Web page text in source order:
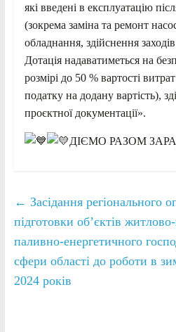
які введені в експлуатацію
(зокрема заміна та ремонт
обладнання, здійснення
Дотація надаватиметься на
розмірі до 50 % вартості
податку на додану вартість),
проєктної документації».
ДІЄМО РАЗОМ
← Засідання регіонального
підготовки об’єктів
паливно-енергетичного
сфери області до роботи в
2024 років